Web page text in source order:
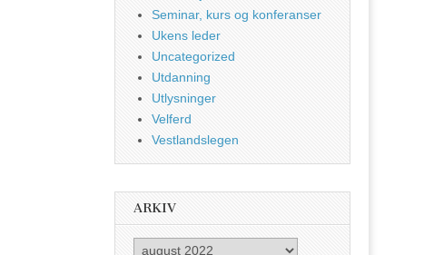
Seminar, kurs og konferanser
Ukens leder
Uncategorized
Utdanning
Utlysninger
Velferd
Vestlandslegen
ARKIV